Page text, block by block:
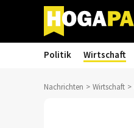
Politik Wirtschaft
Nachrichten Wirtschaft